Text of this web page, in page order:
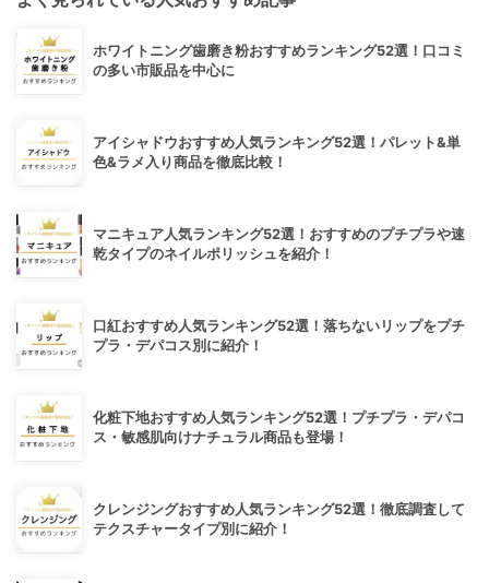
ホワイトニング歯磨き粉おすすめランキング52選！口コミ
の多い市販品を中心に
アイシャドウおすすめ人気ランキング52選！パレット&単
色&ラメ入り商品を徹底比較！
マニキュア人気ランキング52選！おすすめのプチプラや速
乾タイプのネイルポリッシュを紹介！
口紅おすすめ人気ランキング52選！落ちないリップをプチ
プラ・デパコス別に紹介！
化粧下地おすすめ人気ランキング52選！プチプラ・デパコ
ス・敏感肌向けナチュラル商品も登場！
クレンジングおすすめ人気ランキング52選！徹底調査して
テクスチャータイプ別に紹介！